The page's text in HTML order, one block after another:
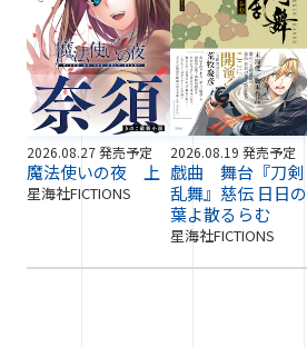
2026.08.27 発売予定
魔法使いの夜 上
星海社FICTIONS
2026.08.19 発売予定
戯曲 舞台『刀剣
乱舞』慈伝 日日の
葉よ散るらむ
星海社FICTIONS